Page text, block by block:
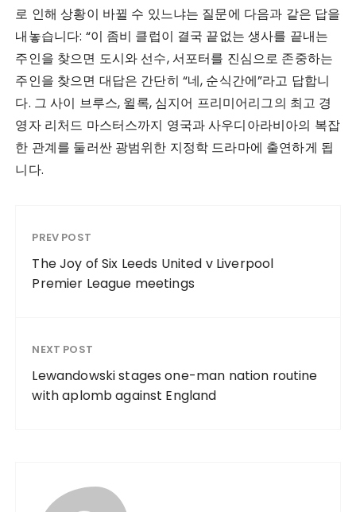
로 인해 상황이 바뀔 수 있느냐는 질문에 다음과 같은 답을
내놓습니다: “이 좀비 클럽이 결국 끝없는 생사를 끝내는
주인을 찾으면 도시와 선수, 서포터를 진심으로 존중하는
주인을 찾으면 대답은 간단히 “네, 순식간에”라고 답합니
다. 그 사이 브루스, 윌록, 심지어 프리미어리그의 최고 경
영자 리처드 마스터스까지 영국과 사우디아라비아의 복잡
한 관계를 둘러싼 광범위한 지정학 드라마에 출연하게 됩
니다.
PREV POST
The Joy of Six Leeds United v Liverpool
Premier League meetings
NEXT POST
Lewandowski stages one-man nation routine
with aplomb against England